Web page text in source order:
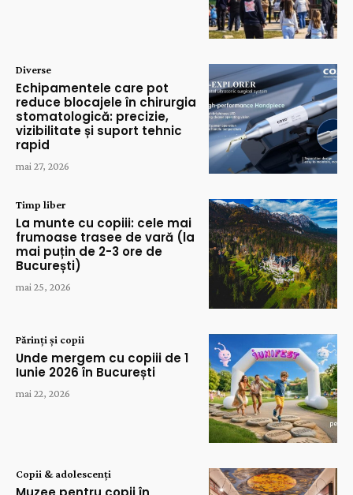
Diverse
Echipamentele care pot
reduce blocajele în chirurgia
stomatologică: precizie,
vizibilitate și suport tehnic
rapid
mai 27, 2026
Timp liber
La munte cu copiii: cele mai
frumoase trasee de vară (la
mai puțin de 2-3 ore de
București)
mai 25, 2026
Părinți și copii
Unde mergem cu copiii de 1
Iunie 2026 în București
mai 22, 2026
Copii & adolescenți